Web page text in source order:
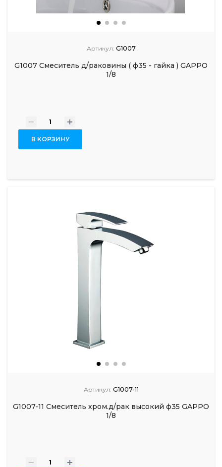
Артикул: G1007
G1007 Смеситель д/раковины ( ф35 - гайка ) GAPPO
1/8
- +
В КОРЗИНУ
Артикул: G1007-11
G1007-11 Смеситель хром.д/рак высокий ф35 GAPPO
1/8
- +